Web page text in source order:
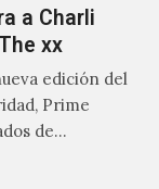
a Charli
xx
edición del
Prime
de